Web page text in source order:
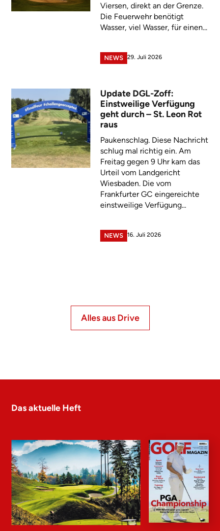
Viersen, direkt an der Grenze.
Die Feuerwehr benötigt
Wasser, viel Wasser, für einen...
NEWS 29. Juli 2026
Update DGL-Zoff:
Einstweilige Verfügung
geht durch – St. Leon Rot
raus
Paukenschlag. Diese Nachricht
schlug mal richtig ein. Am
Freitag gegen 9 Uhr kam das
Urteil vom Landgericht
Wiesbaden. Die vom
Frankfurter GC eingereichte
einstweilige Verfügung...
NEWS 16. Juli 2026
Alles aus Drive
Das aktuelle Heft